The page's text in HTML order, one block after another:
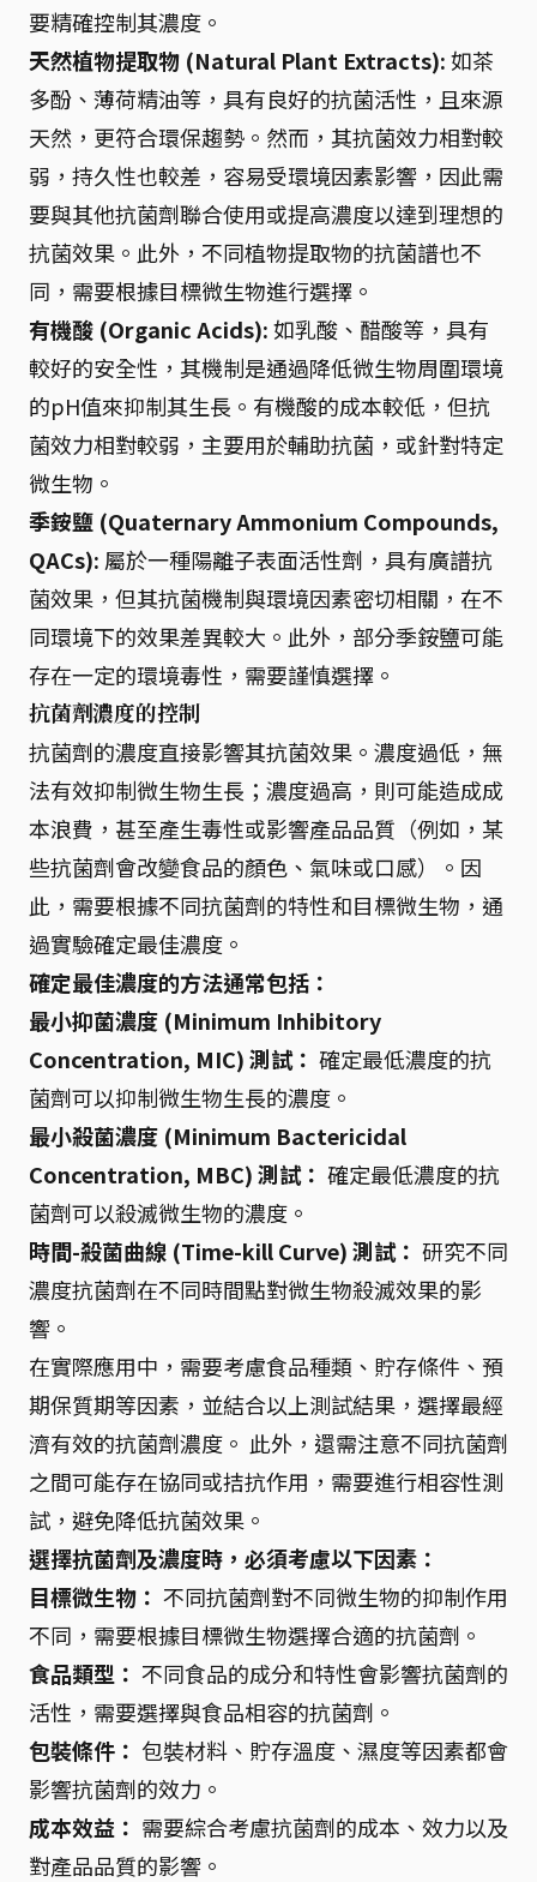
要精確控制其濃度。
天然植物提取物 (Natural Plant Extracts):如茶
多酚、薄荷精油等，具有良好的抗菌活性，且來源
天然，更符合環保趨勢。然而，其抗菌效力相對較
弱，持久性也較差，容易受環境因素影響，因此需
要與其他抗菌劑聯合使用或提高濃度以達到理想的
抗菌效果。此外，不同植物提取物的抗菌譜也不
同，需要根據目標微生物進行選擇。
有機酸 (Organic Acids):如乳酸、醋酸等，具有
較好的安全性，其機制是通過降低微生物周圍環境
的pH值來抑制其生長。有機酸的成本較低，但抗
菌效力相對較弱，主要用於輔助抗菌，或針對特定
微生物。
季銨鹽 (Quaternary Ammonium Compounds,
QACs): 屬於一種陽離子表面活性劑，具有廣譜抗
菌效果，但其抗菌機制與環境因素密切相關，在不
同環境下的效果差異較大。此外，部分季銨鹽可能
存在一定的環境毒性，需要謹慎選擇。
抗菌劑濃度的控制
抗菌劑的濃度直接影響其抗菌效果。濃度過低，無
法有效抑制微生物生長；濃度過高，則可能造成成
本浪費，甚至產生毒性或影響產品品質（例如，某
些抗菌劑會改變食品的顏色、氣味或口感）。因
此，需要根據不同抗菌劑的特性和目標微生物，通
過實驗確定最佳濃度。
確定最佳濃度的方法通常包括：
最小抑菌濃度 (Minimum Inhibitory
Concentration, MIC) 測試： 確定最低濃度的抗
菌劑可以抑制微生物生長的濃度。
最小殺菌濃度 (Minimum Bactericidal
Concentration, MBC) 測試： 確定最低濃度的抗
菌劑可以殺滅微生物的濃度。
時間-殺菌曲線 (Time-kill Curve) 測試： 研究不同
濃度抗菌劑在不同時間點對微生物殺滅效果的影
響。
在實際應用中，需要考慮食品種類、貯存條件、預
期保質期等因素，並結合以上測試結果，選擇最經
濟有效的抗菌劑濃度。 此外，還需注意不同抗菌劑
之間可能存在協同或拮抗作用，需要進行相容性測
試，避免降低抗菌效果。
選擇抗菌劑及濃度時，必須考慮以下因素：
目標微生物： 不同抗菌劑對不同微生物的抑制作用
不同，需要根據目標微生物選擇合適的抗菌劑。
食品類型： 不同食品的成分和特性會影響抗菌劑的
活性，需要選擇與食品相容的抗菌劑。
包裝條件： 包裝材料、貯存溫度、濕度等因素都會
影響抗菌劑的效力。
成本效益： 需要綜合考慮抗菌劑的成本、效力以及
對產品品質的影響。